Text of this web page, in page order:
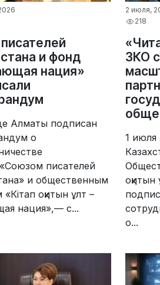
и фонд
нация»
Алматы подписан
о
писателей
и общественным
оқитын ұлт –
нация»,— с...
2 июля,
218
ЗКО
1 июля
о...